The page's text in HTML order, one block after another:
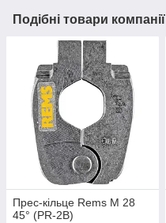
Подібні товари компанії
Прес-кільце Rems M 28
45° (PR-2B)